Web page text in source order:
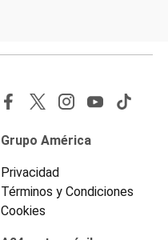
Grupo América
Privacidad
Términos y Condiciones
Cookies